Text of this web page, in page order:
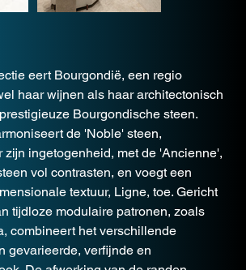
eert Bourgondië, een regio
haar wijnen als haar architectonisch
Bourgondische steen.
de 'Noble' steen,
zijn ingetogenheid, met de 'Ancienne',
vol contrasten, en voegt een
textuur, Ligne, toe. Gericht
tijdloze modulaire patronen, zoals
combineert het verschillende
gevarieerde, verfijnde en